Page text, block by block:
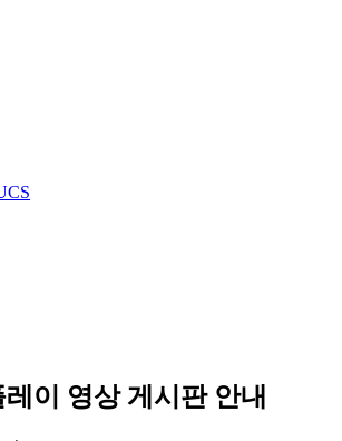
이 영상 게시판 안내